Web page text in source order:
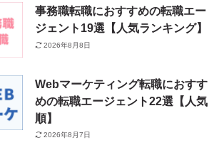
事務職転職におすすめの転職エー
ジェント19選【人気ランキング】
2026年8月8日
Webマーケティング転職におすす
めの転職エージェント22選【人気
順】
2026年8月7日